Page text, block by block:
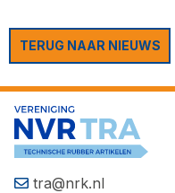
TERUG NAAR NIEUWS
tra@nrk.nl